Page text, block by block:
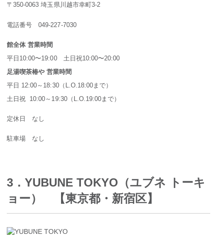
〒350-0063 埼玉県川越市幸町3-2
電話番号 049-227-7030
館全体 営業時間
平日10:00〜19:00 土日祝10:00〜20:00
足湯喫茶椿や 営業時間
平日 12:00～18:30（L.O.18:00まで）
土日祝 10:00～19:30（L.O.19:00まで）
定休日 なし
駐車場 なし
3．YUBUNE TOKYO（ユブネ トーキ
ョー） 【東京都・新宿区】